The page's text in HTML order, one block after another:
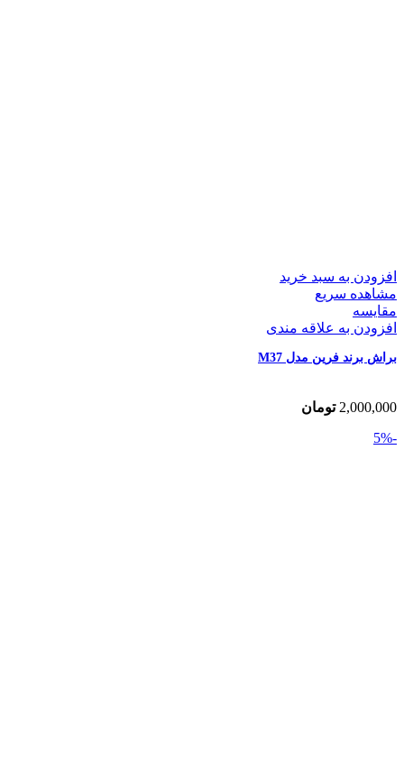
افزودن به سبد خرید
مشاهده سریع
مقایسه
افزودن به علاقه مندی
براش برند فرین مدل M37
2,000,000 تومان
-5%